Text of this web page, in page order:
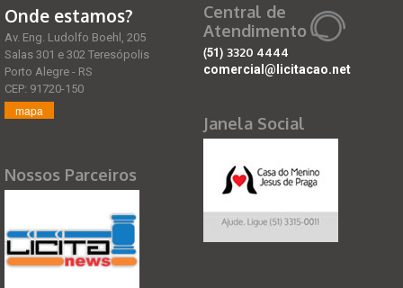
Onde estamos?
Av. Eng. Ludolfo Boehl, 205
Salas 301 e 302 Teresópolis
Porto Alegre - RS
CEP: 91720-150
mapa
Nossos Parceiros
Central de
Atendimento
(51) 3320 4444
comercial@licitacao.net
Janela Social